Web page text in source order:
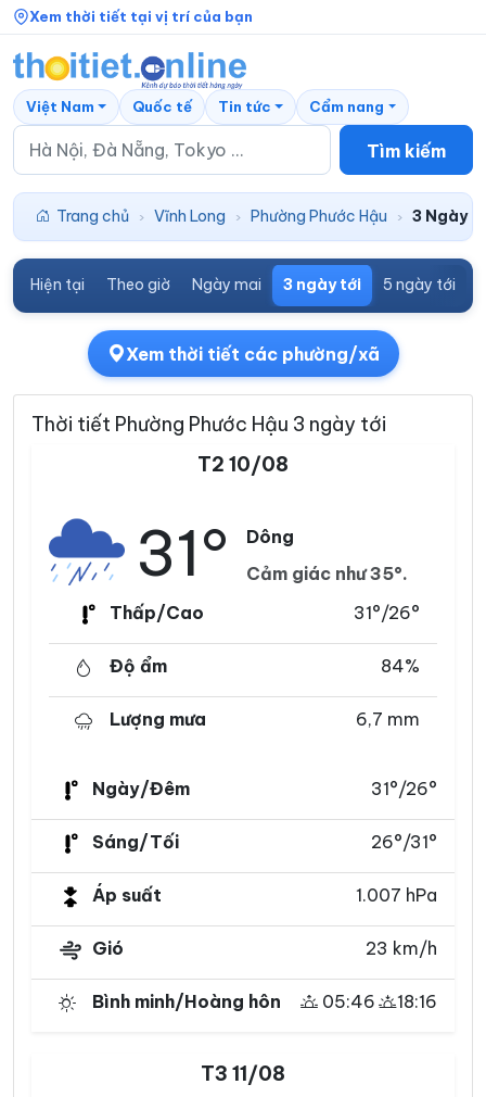
Xem thời tiết tại vị trí của bạn
Tìm kiếm
Việt Nam Quốc tế Tin tức Cẩm nang
Trang chủ › Vĩnh Long › Phường Phước Hậu › 3 Ngày
Hiện tại Theo giờ Ngày mai 3 ngày tới 5 ngày tới
Xem thời tiết các phường/xã
Thời tiết Phường Phước Hậu 3 ngày tới
T2 10/08
31°
Dông
Cảm giác như 35°.
Thấp/Cao
31°/26°
Độ ẩm 84%
Lượng mưa 6,7 mm
Ngày/Đêm 31°/26°
Sáng/Tối 26°/31°
Áp suất 1.007 hPa
Gió 23 km/h
Bình minh/Hoàng hôn 05:46 18:16
T3 11/08